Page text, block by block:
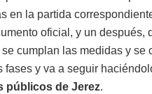
en la partida
oficial, y un después,
se cumplan las medidas y
fases y va a seguir
públicos de Jerez.